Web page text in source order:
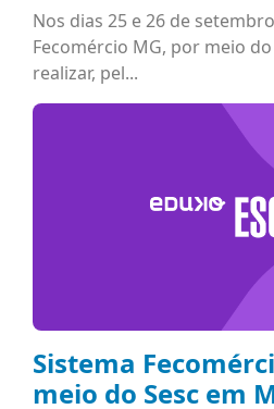
Nos dias 25 e 26 de
Fecomércio MG, por meio
realizar, pel...
Sistema
meio do Sesc em